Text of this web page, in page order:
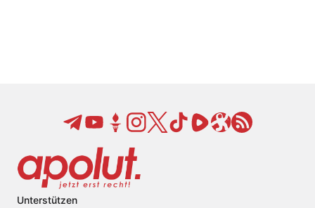
Unterstützen